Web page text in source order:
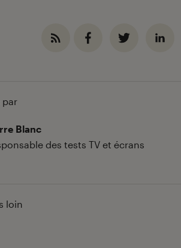
par
Blanc
des tests TV et écrans
loin